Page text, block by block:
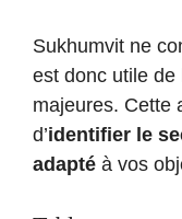
Sukhumvit ne
est donc utile
majeures. Cette
d’identifier le
adapté à vos